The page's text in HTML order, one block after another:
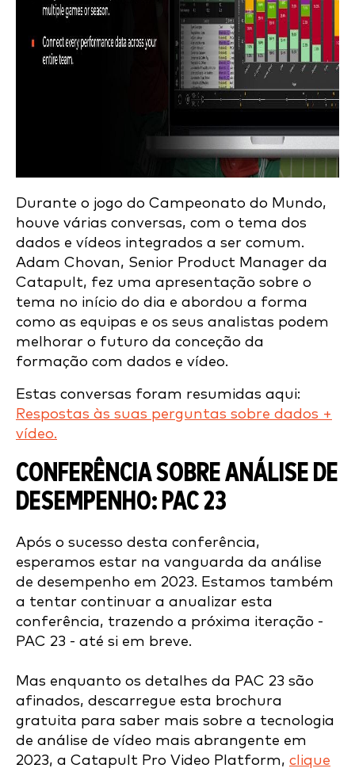
Durante o jogo do Campeonato do Mundo,
houve várias conversas, com o tema dos
dados e vídeos integrados a ser comum.
Adam Chovan, Senior Product Manager da
Catapult, fez uma apresentação sobre o
tema no início do dia e abordou a forma
como as equipas e os seus analistas podem
melhorar o futuro da conceção da
formação com dados e vídeo.
Estas conversas foram resumidas aqui:
Respostas às suas perguntas sobre dados +
vídeo.
CONFERÊNCIA SOBRE ANÁLISE DE
DESEMPENHO: PAC 23
Após o sucesso desta conferência,
esperamos estar na vanguarda da análise
de desempenho em 2023. Estamos também
a tentar continuar a anualizar esta
conferência, trazendo a próxima iteração -
PAC 23 - até si em breve.
Mas enquanto os detalhes da PAC 23 são
afinados, descarregue esta brochura
gratuita para saber mais sobre a tecnologia
de análise de vídeo mais abrangente em
2023, a Catapult Pro Video Platform, clique